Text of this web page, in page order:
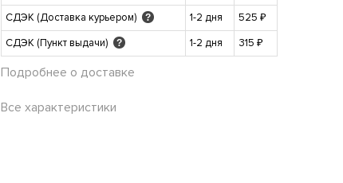
СДЭК (Доставка курьером)
? 1-2 дня
525 ₽
СДЭК (Пункт выдачи)
? 1-2 дня 315 ₽
Подробнее о доставке
Все характеристики